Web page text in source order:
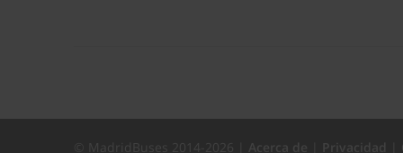
© MadridBuses 2014-2026 | Acerca de Privacidad